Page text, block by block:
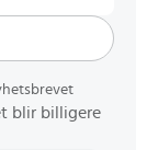
blir billigere